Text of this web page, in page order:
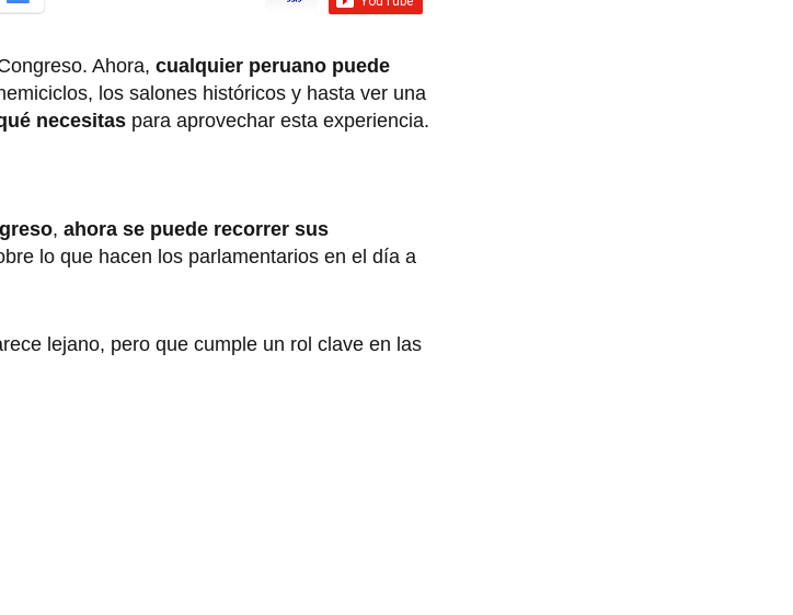
Ahora, cualquier peruano puede
los salones históricos y hasta ver una
necesitas para aprovechar esta experiencia.
, ahora se puede recorrer sus
lo que hacen los parlamentarios en el día a
lejano, pero que cumple un rol clave en las